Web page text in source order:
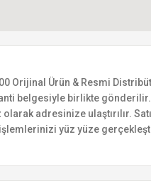
Orijinal Ürün & Resmi
belgesiyle birlikte
adresinize ulaştırılır.
yüz yüze